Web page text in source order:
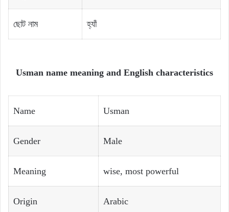
ছোট নাম হ্যাঁ
Usman name meaning and English characteristics
Name Usman
Gender Male
Meaning wise, most powerful
Origin Arabic